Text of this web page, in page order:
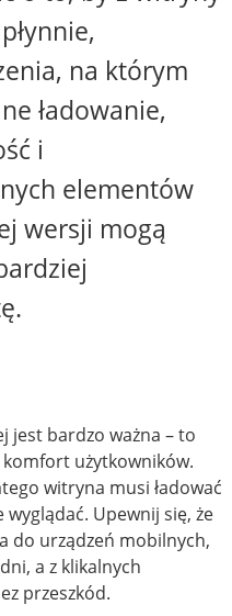
na którym
ładowanie,
i
elementów
wersji mogą
jest bardzo ważna – to
komfort użytkowników.
witryna musi ładować
Upewnij się, że
do urządzeń mobilnych,
a z klikalnych
przeszkód.